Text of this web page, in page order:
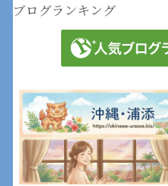
ブログランキング